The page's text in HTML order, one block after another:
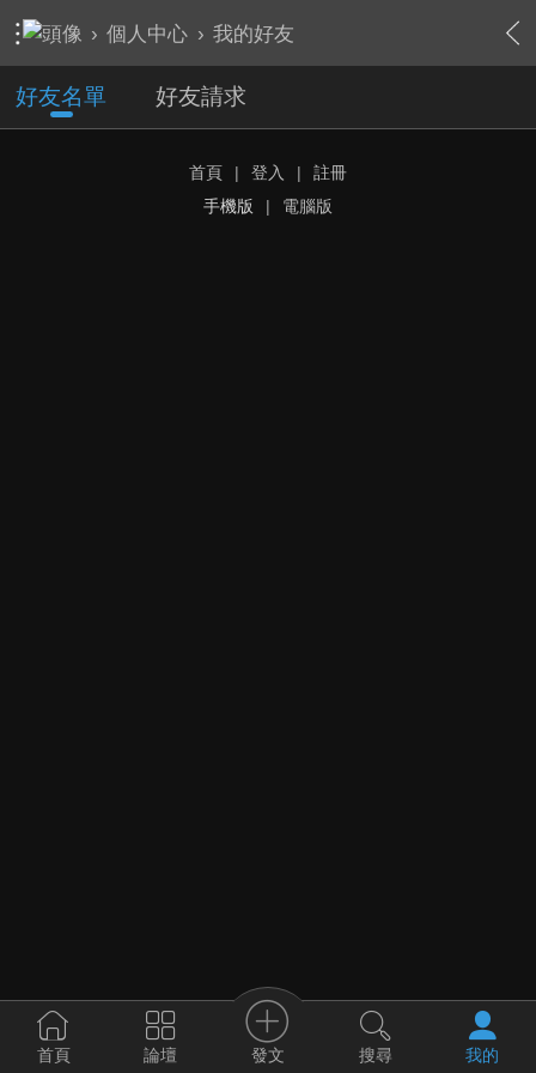
› 個人中心 › 我的好友
好友名單 好友請求
首頁 | 登入 |
註冊
手機版
| 電腦版
首頁 論壇 發文 搜尋 我的